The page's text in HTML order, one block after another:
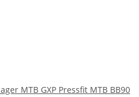
MTB GXP Pressfit MTB BB90